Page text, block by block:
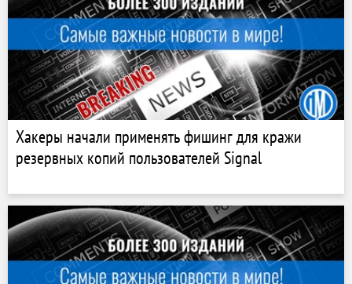
Хакеры начали применять фишинг для кражи
резервных копий пользователей Signal